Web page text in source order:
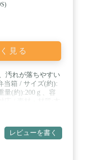
見る
汚れが落ちやすい
当箱 / サイズ(約):
量(約):200ｇ、容
樹脂塗膜加工、外
ム合金(内面:ふっ
) / フタパッキン:
ピレン
レビューを書く